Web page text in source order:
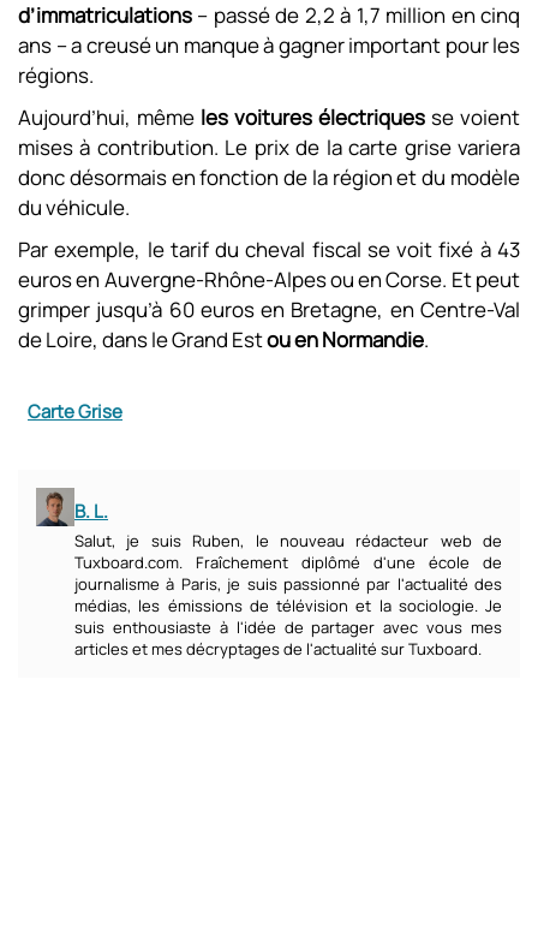
d’immatriculations – passé de 2,2 à 1,7 million en cinq
ans – a creusé un manque à gagner important pour les
régions.
Aujourd’hui, même les voitures électriques se voient
mises à contribution. Le prix de la carte grise variera
donc désormais en fonction de la région et du modèle
du véhicule.
Par exemple, le tarif du cheval fiscal se voit fixé à 43
euros en Auvergne-Rhône-Alpes ou en Corse. Et peut
grimper jusqu’à 60 euros en Bretagne, en Centre-Val
de Loire, dans le Grand Estou en Normandie.
Carte Grise
B. L.
Salut, je suis Ruben, le nouveau rédacteur web de
Tuxboard.com. Fraîchement diplômé d'une école de
journalisme à Paris, je suis passionné par l'actualité des
médias, les émissions de télévision et la sociologie. Je
suis enthousiaste à l'idée de partager avec vous mes
articles et mes décryptages de l'actualité sur Tuxboard.